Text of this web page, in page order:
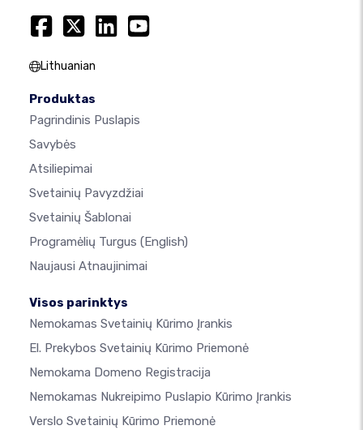
Lithuanian
Produktas
Pagrindinis Puslapis
Savybės
Atsiliepimai
Svetainių Pavyzdžiai
Svetainių Šablonai
Programėlių Turgus (English)
Naujausi Atnaujinimai
Visos parinktys
Nemokamas Svetainių Kūrimo Įrankis
El. Prekybos Svetainių Kūrimo Priemonė
Nemokama Domeno Registracija
Nemokamas Nukreipimo Puslapio Kūrimo Įrankis
Verslo Svetainių Kūrimo Priemonė